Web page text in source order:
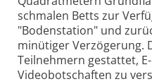
schmalen Betts zur
"Bodenstation" und
minütiger Verzögerung.
Teilnehmern gestattet,
Videobotschaften zu